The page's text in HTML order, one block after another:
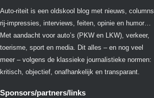
Auto-riteit is een oldskool blog met nieuws, columns,
rij-impressies, interviews, feiten, opinie en humor…
Met aandacht voor auto’s (PKW en LKW), verkeer,
toerisme, sport en media. Dit alles – en nog veel
meer – volgens de klassieke journalistieke normen:
kritisch, objectief, onafhankelijk en transparant.
Sponsors/partners/links